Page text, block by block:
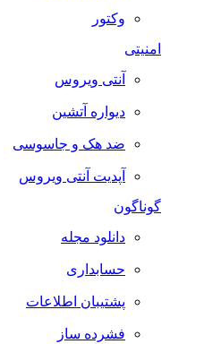
وکتور
امنیتی
آنتی ویروس
دیواره آتشین
ضد هک و جاسوسی
آپدیت آنتی ویروس
گوناگون
دانلود مجله
حسابداری
پشتیبان اطلاعات
فشرده ساز